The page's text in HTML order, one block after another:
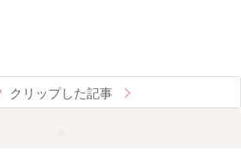
クリップした記事